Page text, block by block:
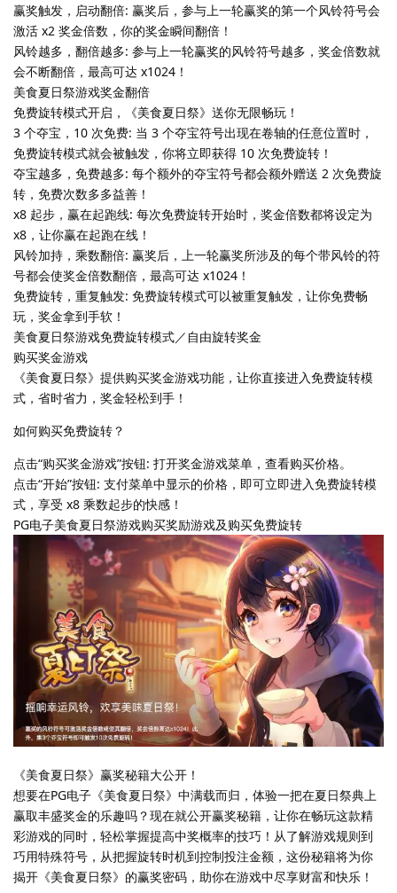
赢奖触发，启动翻倍: 赢奖后，参与上一轮赢奖的第一个风铃符号会
激活 x2 奖金倍数，你的奖金瞬间翻倍！
风铃越多，翻倍越多: 参与上一轮赢奖的风铃符号越多，奖金倍数就
会不断翻倍，最高可达 x1024！
美食夏日祭游戏奖金翻倍
免费旋转模式开启，《美食夏日祭》送你无限畅玩！
3 个夺宝，10 次免费: 当 3 个夺宝符号出现在卷轴的任意位置时，
免费旋转模式就会被触发，你将立即获得 10 次免费旋转！
夺宝越多，免费越多: 每个额外的夺宝符号都会额外赠送 2 次免费旋
转，免费次数多多益善！
x8 起步，赢在起跑线: 每次免费旋转开始时，奖金倍数都将设定为
x8，让你赢在起跑在线！
风铃加持，乘数翻倍: 赢奖后，上一轮赢奖所涉及的每个带风铃的符
号都会使奖金倍数翻倍，最高可达 x1024！
免费旋转，重复触发: 免费旋转模式可以被重复触发，让你免费畅
玩，奖金拿到手软！
美食夏日祭游戏免费旋转模式／自由旋转奖金
购买奖金游戏
《美食夏日祭》提供购买奖金游戏功能，让你直接进入免费旋转模
式，省时省力，奖金轻松到手！
如何购买免费旋转？
点击“购买奖金游戏”按钮: 打开奖金游戏菜单，查看购买价格。
点击“开始”按钮: 支付菜单中显示的价格，即可立即进入免费旋转模
式，享受 x8 乘数起步的快感！
PG电子美食夏日祭游戏购买奖励游戏及购买免费旋转
《美食夏日祭》赢奖秘籍大公开！
想要在PG电子《美食夏日祭》中满载而归，体验一把在夏日祭典上
赢取丰盛奖金的乐趣吗？现在就公开赢奖秘籍，让你在畅玩这款精
彩游戏的同时，轻松掌握提高中奖概率的技巧！从了解游戏规则到
巧用特殊符号，从把握旋转时机到控制投注金额，这份秘籍将为你
揭开《美食夏日祭》的赢奖密码，助你在游戏中尽享财富和快乐！